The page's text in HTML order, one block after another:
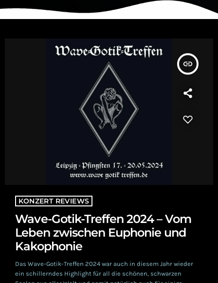
insert_link
KONZERT REVIEWS
Wave-Gotik-Treffen 2024 – Vom
Leben zwischen Euphonie und
Kakophonie
Das Wave-Gotik-Treffen 2024 war auch in diesem Jahr wieder
ein schillerndes Highlight für all die schönen, schwarzen